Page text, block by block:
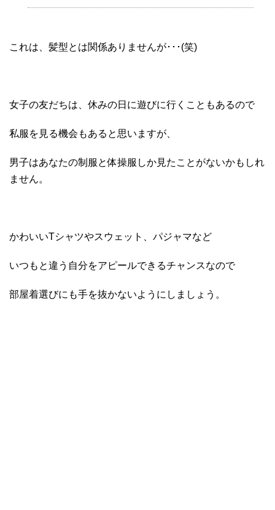
これは、髪型とは関係ありませんが･･･(笑)
女子の友だちは、休みの日に遊びに行くこともあるので
私服を見る機会もあると思いますが、
男子はあなたの制服と体操服しか見たことがないかもしれ
ません。
かわいいTシャツやスウェット、パジャマなど
いつもと違う自分をアピールできるチャンスなので
部屋着選びにも手を抜かないようにしましょう。